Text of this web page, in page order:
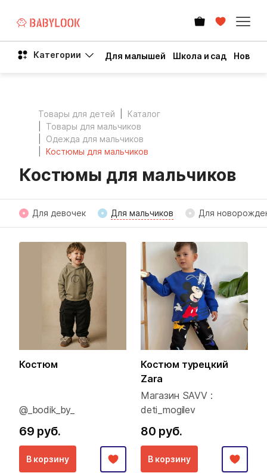
Категории Для малышей Школа и сад Новый
Товары для детей
Каталог
Товары для мальчиков
Одежда для мальчиков
Костюмы для мальчиков
Костюмы для мальчиков
Для девочек Для мальчиков Для
Костюм
@_bodik_by_
69 руб.
В корзину
Костюм турецкий
Zara
Магазин SAVV :
deti_mogilev
80 руб.
В корзину